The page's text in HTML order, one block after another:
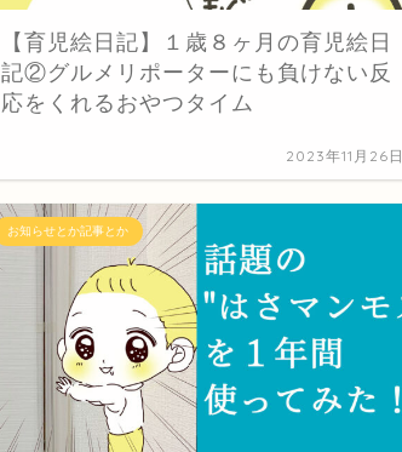
【育児絵日記】１歳８ヶ月の育児絵日
記②グルメリポーターにも負けない反
応をくれるおやつタイム
2023年11月26日
お知らせとか記事とか